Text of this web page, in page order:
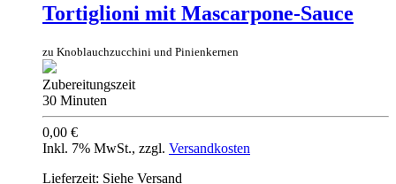
Tortiglioni mit Mascarpone-Sauce
zu Knoblauchzucchini und Pinienkernen
Zubereitungszeit
30 Minuten
0,00 €
Inkl. 7% MwSt., zzgl. Versandkosten
Lieferzeit: Siehe Versand